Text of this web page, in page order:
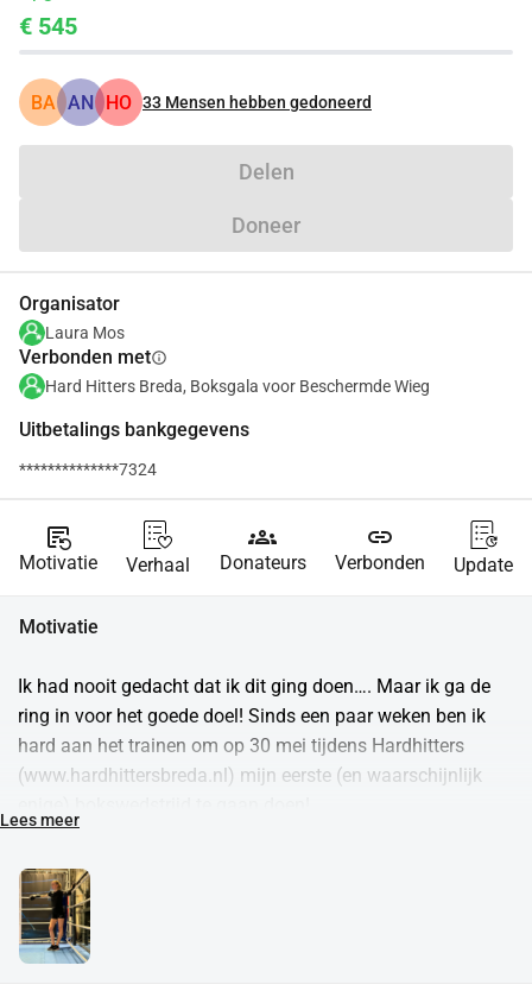
€ 545
BA AN HO 33 Mensen hebben gedoneerd
Delen
Doneer
Organisator
Laura Mos
Verbonden metinfo
Hard Hitters Breda, Boksgala voor Beschermde Wieg
Uitbetalings bankgegevens
**************7324
source_notes
Motivatie Verhaal
groups
Donateurs
link
Verbonden Update
Motivatie
Ik had nooit gedacht dat ik dit ging doen…. Maar ik ga de
ring in voor het goede doel! Sinds een paar weken ben ik
hard aan het trainen om op 30 mei tijdens Hardhitters
(www.hardhittersbreda.nl) mijn eerste (en waarschijnlijk
Dit alles doe ik ik voor het prachtige goede doel ‘de
Beschermde Wieg’.
De bedoeling is natuurlijk om zoveel mogelijk geld op te
halen voor dit belangrijke doel.
Hoe kan je mij helpen?
Lees meer